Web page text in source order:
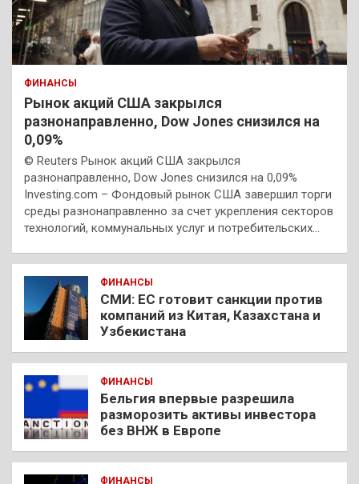
ФИНАНСЫ
Рынок акций США закрылся
разнонаправленно, Dow Jones снизился на
0,09%
© Reuters Рынок акций США закрылся
разнонаправленно, Dow Jones снизился на 0,09%
Investing.com – Фондовый рынок США завершил торги
среды разнонаправленно за счет укрепления секторов
технологий, коммунальных услуг и потребительских…
ФИНАНСЫ
СМИ: ЕС готовит санкции против
компаний из Китая, Казахстана и
Узбекистана
ФИНАНСЫ
Бельгия впервые разрешила
разморозить активы инвестора
без ВНЖ в Европе
ФИНАНСЫ